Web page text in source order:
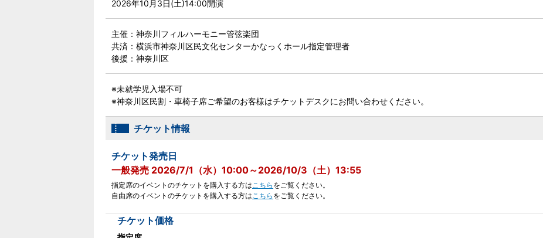
2026年10月3日(土)14:00開演
主催：神奈川フィルハーモニー管弦楽団
共済：横浜市神奈川区民文化センターかなっくホール指定管理者
後援：神奈川区
※未就学児入場不可
※神奈川区民割・車椅子席ご希望のお客様はチケットデスクにお問い合わせください。
チケット情報
チケット発売日
一般発売 2026/7/1（水）10:00～2026/10/3（土）13:55
指定席のイベントのチケットを購入する方は こちら をご覧ください。
自由席のイベントのチケットを購入する方は こちら をご覧ください。
チケット価格